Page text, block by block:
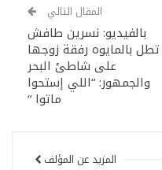
المقال التالي
بالفيديو: نسرين طافش
تطل بالمايوه رفقة زوجها
على شاطئ البحر
والجمهور: “اللي إستحوا
ماتوا “
المزيد عن المؤلف